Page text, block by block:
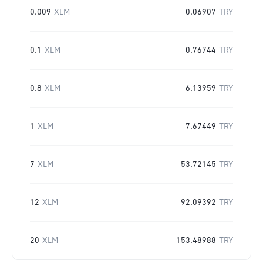
0.009 XLM 0.06907 TRY
0.1 XLM 0.76744 TRY
0.8 XLM 6.13959 TRY
1 XLM 7.67449 TRY
7 XLM 53.72145 TRY
12 XLM 92.09392 TRY
20 XLM 153.48988 TRY